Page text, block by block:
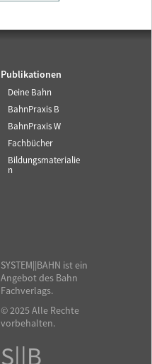
Publikationen
Deine Bahn
BahnPraxis B
BahnPraxis W
Fachbücher
Bildungsmaterialie
n
SYSTEM||BAHN ist ein
Angebot des Bahn
Fachverlags.
© 2025 Alle Rechte
vorbehalten.